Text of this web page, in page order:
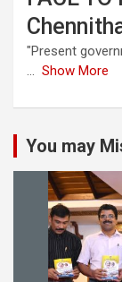
"Present
... Show More
You may